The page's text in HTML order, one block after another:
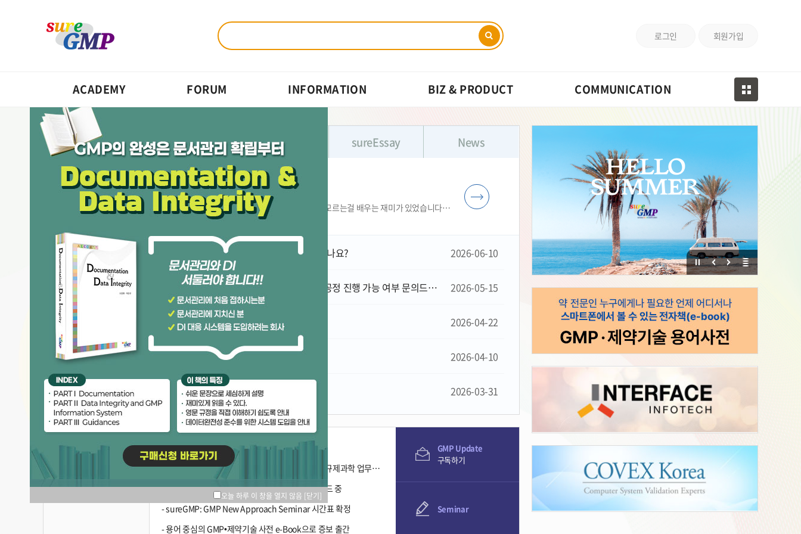
오늘 하루 이 창을 열지 않음 [닫기]
로그인 회원가입
ACADEMY FORUM INFORMATION BIZ & PRODUCT COMMUNICATION
Q&A GMP Update 기술자료 sureEssay News
24
2026.07
NEW GMP에 대해서
예전에는 sure GMP를 통해 아름아름 물어가며 발전시키고 또 모르는걸 배우는 재미가 있었습니다저도 약밥을 먹은지 15년쯤되었으니까요.그러나 요즘은 AI 등을 통한 많은 정보가 ....
세척제 사용 적합성 판단하기 위한 국내 쿠폰 테스트 대행 업체가 있나요? 2026-06-10
완제의약품 제조 공정 중 반제품(공정품) 이송 후 타 공장에서 후속 공정 진행 가능 여부 문의드립니다. 2026-05-15
수동 세척밸리데이션 완료후 모니터링 수행방법 2026-04-22
주사용수 관리기준과 측정에 관한 문의 2026-04-10
엔도톡신 시험결과 기록 2026-03-31
공지사항
- GMP Documentation Ver. 03 업로드
- 제약·바이오산업 규제/인허가 가이드북, 의약품 규제과학 업무의 이해 개정판
- 2025 GMP New Approach Seminar 자료 업로드 중
- sureGMP: GMP New Approach Seminar 시간표 확정
- 용어 중심의 GMP•제약기술 사전 e-Book으로 증보 출간
GMP Update
구독하기
Seminar